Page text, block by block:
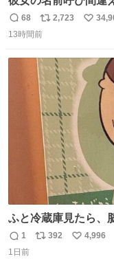
返
信
68
リ
ポ
ト
数
2,723
い
数
13時間前
ふと冷蔵庫見たら、
りまんじゅうパイセ
返
信
1
リ
392
い
4,996
1日前